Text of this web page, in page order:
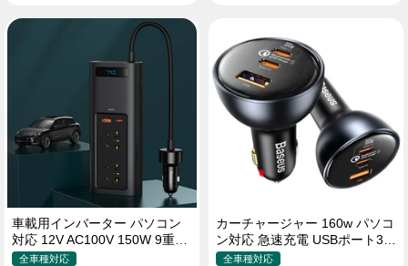
車載用インバーター パソコン
対応 12V AC100V 150W 9重保
護 ディスプレイ付き 静音タイ
全車種対応
カーチャージャー 160w パソコ
ン対応 急速充電 USBポート3つ
Type-C シガーソケット
全車種対応